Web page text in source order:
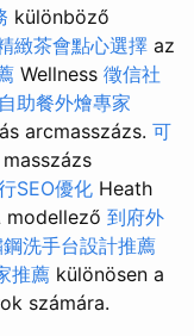
különböző
緻茶會點心選擇 az
Wellness 徵信社
自助餐外燴專家
arcmasszázs. 可
SEO優化 Heath
modellező 到府外
洗手台設計推薦
推薦 különösen a
számára.